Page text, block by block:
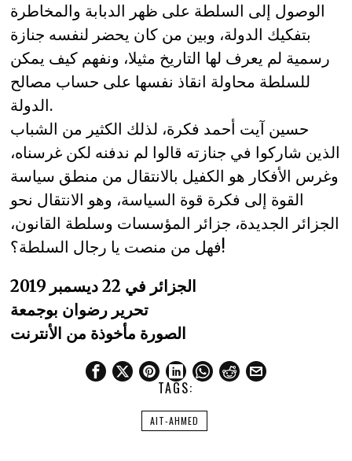
الوصول إلى السلطة على ظهر الدبابة والمخاطرة
بتفكيك الدولة، وبين من كان يحضر لنفسه جنازة
رسمية لم يعرف لها التاريخ مثيلا، ونفهم كيف يمكن
للسلطة محاولة انقاذ نفسها على حساب مصالح
الدولة.
حسين آيت أحمد فكرة، لذلك الكثير من الشباب
الذين شاركوا في جنازته قالوا لم ندفنه لكن غرسناه،
وغرس الأفكار هو الكفيل بالانتقال من منطق سياسة
القوة إلى فكرة قوة السياسة، وهو الانتقال نحو
الجزائر الجديدة، جزائر المؤسسات وسلطة القانون،
فهل من منصت يا رجال السلطة؟!
الجزائر في 22 ديسمبر 2019
تحرير رضوان بوجمعة
الصورة مأخوذة من الأنترنت
TAGS:
AIT-AHMED